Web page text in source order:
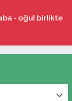
- oğul birlikte